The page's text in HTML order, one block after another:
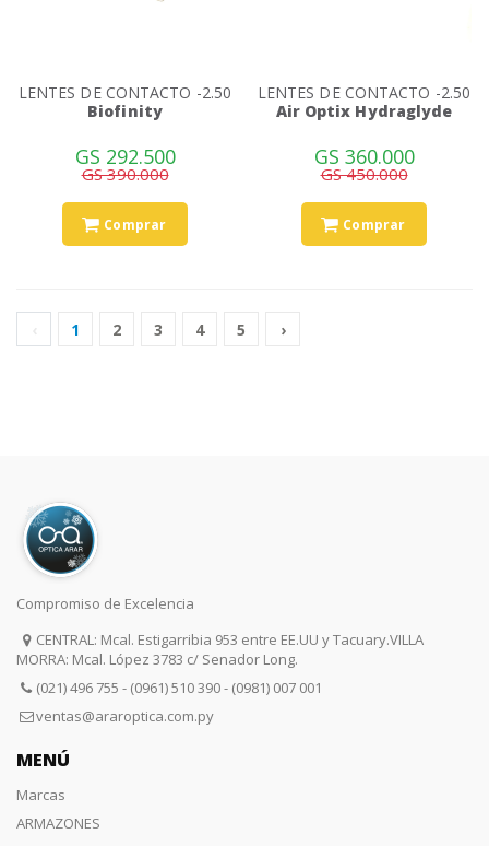
LENTES DE CONTACTO -2.50
Biofinity
GS 292.500
GS 390.000
Comprar
LENTES DE CONTACTO -2.50
Air Optix Hydraglyde
GS 360.000
GS 450.000
Comprar
1 2 3 4 5 ›
Compromiso de Excelencia
CENTRAL: Mcal. Estigarribia 953 entre EE.UU y Tacuary.VILLA
MORRA: Mcal. López 3783 c/ Senador Long.
(021) 496 755 - (0961) 510 390 - (0981) 007 001
ventas@araroptica.com.py
MENÚ
Marcas
ARMAZONES